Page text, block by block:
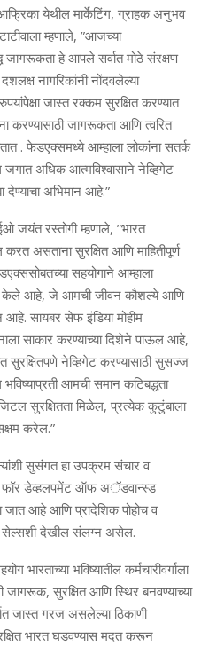
येथील मार्केटिंग, ग्राहक अनुभव
म्हणाले, ”आजच्या
जागरूकता हे आपले सर्वात मोठे संरक्षण
नागरिकांनी नोंदवलेल्या
जास्त रक्‍कम सुरक्षित करण्यात
करण्यासाठी जागरूकता आणि त्वरित
. फेडएक्समध्‍ये आम्‍हाला लोकांना सतर्क
जगात अधिक आत्मविश्वासाने नेव्हिगेट
देण्याचा अभिमान आहे.”
जयंत रस्तोगी म्हणाले, ”भारत
असताना सुरक्षित आणि माहितीपूर्ण
सहयोगाने आम्हाला
केले आहे, जे आमची जीवन कौशल्‍ये आणि
आहे. सायबर सेफ इंडिया मोहीम
साकार करण्याच्या दिशेने पाऊल आहे,
नेव्हिगेट करण्यासाठी सुसज्ज
आमची समान कटिबद्धता
सुरक्षितता मिळेल, प्रत्येक कुटुंबाला
करेल.”
सुसंगत हा उपक्रम संचार व
फॉर डेव्हलपमेंट ऑफ अॅडवान्स्ड
जात आहे आणि प्रादेशिक पोहोच व
सेल्सशी देखील संलग्‍न असेल.
भविष्यातील कर्मचारीवर्गाला
सुरक्षित आणि स्थिर बनवण्याच्या
जास्त गरज असलेल्या ठिकाणी
भारत घडवण्यास मदत करून